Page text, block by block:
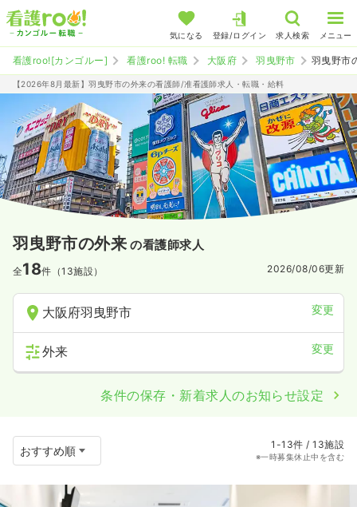
気になる 登録/ログイン 求人検索 メニュー
看護roo![カンゴルー] 看護roo! 転職 大阪府 羽曳野市 羽曳野市
【2026年8月最新】羽曳野市の外来の看護師/准看護師求人・転職・給料
羽曳野市の外来 の看護師求人
全18件（13施設） 2026/08/06更新
大阪府羽曳野市 変更
外来 変更
条件の保存・新着求人のお知らせ設定
1-13件 / 13施設
※一時募集休止中を含む